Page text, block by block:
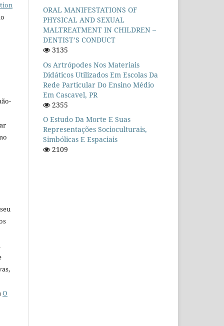
O
ORAL MANIFESTATIONS OF
PHYSICAL AND SEXUAL
MALTREATMENT IN CHILDREN –
DENTIST’S CONDUCT
3135
Os Artrópodes Nos Materiais
Didáticos Utilizados Em Escolas Da
Rede Particular Do Ensino Médio
Em Cascavel, PR
2355
O Estudo Da Morte E Suas
Representações Socioculturais,
Simbólicas E Espaciais
2109